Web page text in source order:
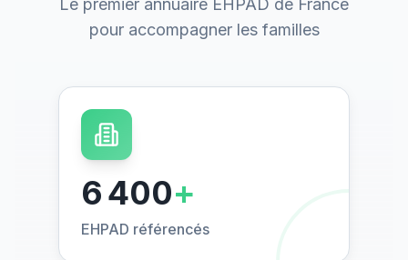
pour accompagner les familles
6 400+
EHPAD référencés